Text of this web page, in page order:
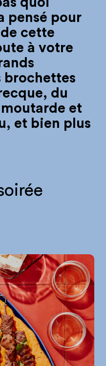
pensé pour
cette
à votre
brochettes
du
et
et bien plus